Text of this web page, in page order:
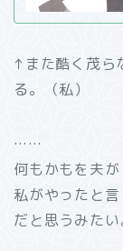
↑また酷く茂ら
る。（私）
……
何もかもを夫が
私がやったと
だと思うみたい